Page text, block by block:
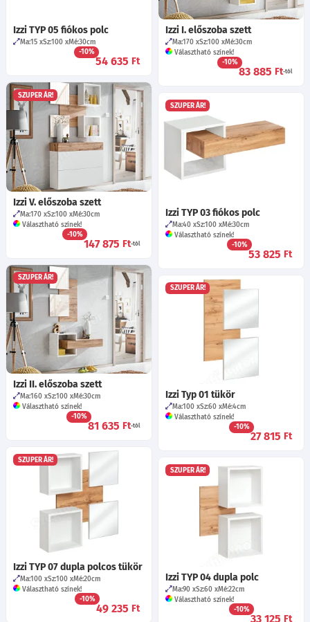
Izzi TYP 05 fiókos polc
Ma:15 Sz:100 Mé:30cm
-10%
54 635 Ft
Izzi I. előszoba szett
Ma:170 Sz:100 Mé:30cm
Választható színek!
-10%
83 885 Ft-tól
SZUPER ÁR!
Izzi V. előszoba szett
Ma:170 Sz:100 Mé:30cm
Választható színek!
-10%
147 875 Ft-tól
SZUPER ÁR!
Izzi TYP 03 fiókos polc
Ma:40 Sz:100 Mé:30cm
Választható színek!
-10%
53 825 Ft
SZUPER ÁR!
Izzi II. előszoba szett
Ma:160 Sz:100 Mé:30cm
Választható színek!
-10%
81 635 Ft-tól
SZUPER ÁR!
Izzi Typ 01 tükör
Ma:100 Sz:60 Mé:4cm
Választható színek!
-10%
27 815 Ft
SZUPER ÁR!
Izzi TYP 07 dupla polcos tükör
Ma:100 Sz:100 Mé:20cm
Választható színek!
-10%
49 235 Ft
SZUPER ÁR!
Izzi TYP 04 dupla polc
Ma:90 Sz:60 Mé:22cm
Választható színek!
-10%
33 125 Ft